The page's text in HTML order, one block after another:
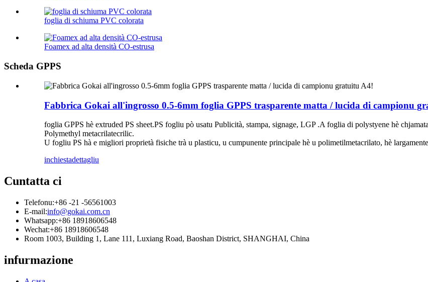
foglia di schiuma PVC colorata
Foamex ad alta densità CO-estrusa
Scheda GPPS
Fabbrica Gokai all'ingrosso 0.5-6mm foglia GPPS trasparente matta / lucida di campionu
foglia GPPS hè extruded PS sheet.PS fogliu pò usatu Publicità, stampa, signage, LGP .A foglia di polystyene hè
Polymethyl metacrilatecrilic.
U fogliu PS hà e migliori proprietà fisiche trà u plasticu, u cumpunente principale hè u polimetilmetacrilato, hè
inchiestadettagliu
Cuntatta ci
Telefonu:+86 -21 -56561003
E-mail:info@gokai.com.cn
Whatsapp:+86 18918606548
Wechat:+86 18918606548
Room 1003, Building 1, Lane 111, Luxiang Road, Baoshan District, SHANGHAI, China
infurmazione